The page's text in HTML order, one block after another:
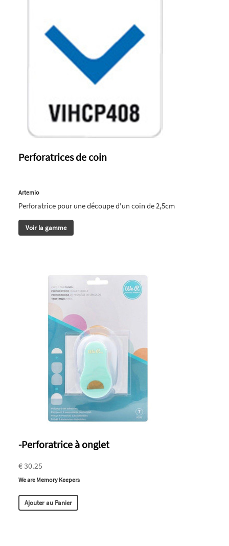
Perforatrices de coin
Artemio
Perforatrice pour une découpe d'un coin de 2,5cm
Voir la gamme
-Perforatrice à onglet
€ 30.25
We are Memory Keepers
Ajouter au Panier